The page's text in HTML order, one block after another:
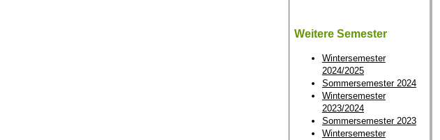
Weitere Semester
Wintersemester
2024/2025
Sommersemester 2024
Wintersemester
2023/2024
Sommersemester 2023
Wintersemester